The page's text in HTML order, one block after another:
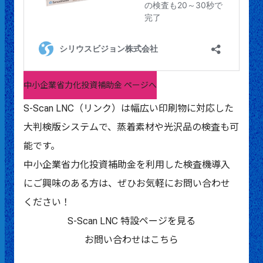
中小企業省力化投資補助金 ページへ
S-Scan LNC（リンク） は幅広い印刷物に対応した
大判検版システムで、蒸着素材や光沢品の検査も可
能です。
中小企業省力化投資補助金を利用した検査機導入
にご興味のある方は、ぜひお気軽にお問い合わせ
ください！
S-Scan LNC 特設ページを見る
お問い合わせはこちら